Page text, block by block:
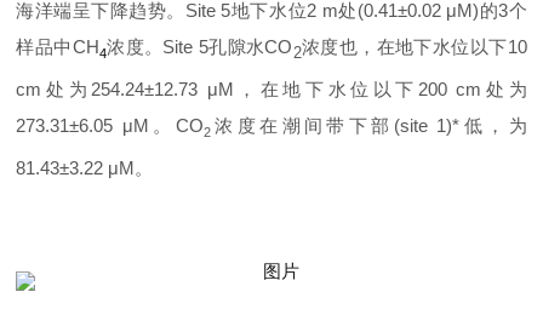
海洋端呈下降趋势。Site 5地下水位2 m处(0.41±0.02 μM)的3个
样品中CH4浓度。Site 5孔隙水CO2浓度也，在地下水位以下10
cm处为254.24±12.73 μM，在地下水位以下200 cm处为
273.31±6.05 μM。CO2浓度在潮间带下部(site 1)*低，为
81.43±3.22 μM。